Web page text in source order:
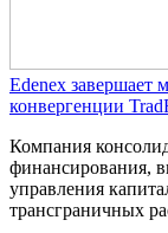
Edenex завершает
конвергенции
Компания
финансирования,
управления
трансграничных